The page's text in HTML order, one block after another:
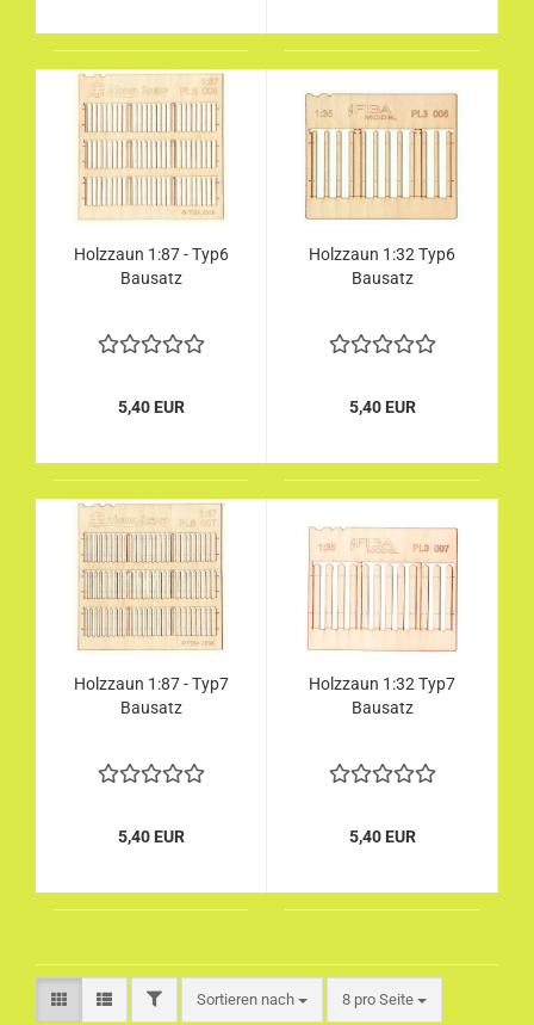
Holzzaun 1:87 - Typ6
Bausatz
5,40 EUR
Holzzaun 1:32 Typ6
Bausatz
5,40 EUR
Holzzaun 1:87 - Typ7
Bausatz
5,40 EUR
Holzzaun 1:32 Typ7
Bausatz
5,40 EUR
FILTERSortieren nach
Sortieren nach 8 pro Seite
pro Seite